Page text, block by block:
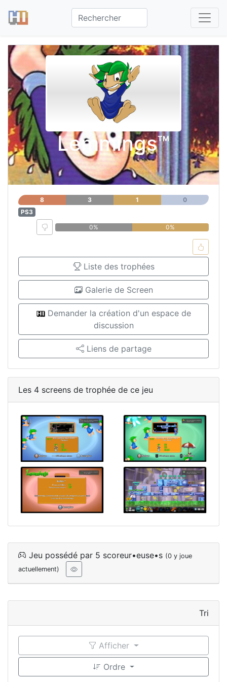
Lemmings™
8 3 1
0
PS3
0%
0%
Liste des trophées
Galerie de Screen
Demander la création d'un espace de
discussion
Liens de partage
Les 4 screens de trophée de ce jeu
Jeu possédé par 5 scoreur•euse•s (0 y joue
actuellement)
Tri
Afficher
Ordre